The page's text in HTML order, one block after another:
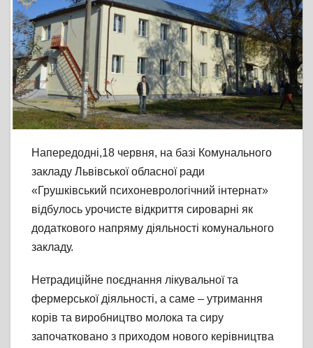
Напередодні,18 червня, на базі Комунального
закладу Львівської обласної ради
«Грушківський психоневрологічний інтернат»
відбулось урочисте відкриття сироварні як
додаткового напряму діяльності комунального
закладу.
Нетрадиційне поєднання лікувальної та
фермерської діяльності, а саме – утримання
корів та виробництво молока та сиру
започатковано з приходом нового керівництва